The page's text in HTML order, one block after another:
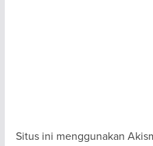
Situs ini menggunakan